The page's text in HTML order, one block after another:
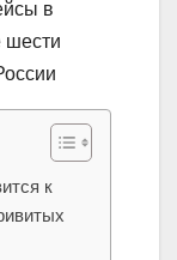
в
шести
к